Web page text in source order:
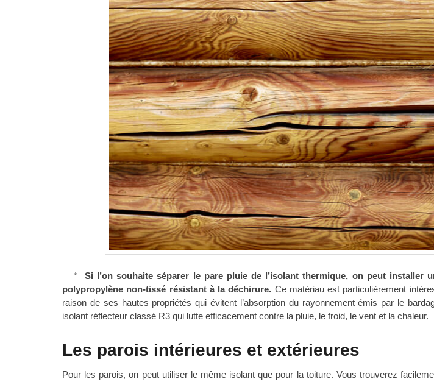
* Si l’on souhaite séparer le pare pluie de l’isolant thermique, on peut installer
polypropylène non-tissé résistant à la déchirure. Ce matériau est particulièrement
raison de ses hautes propriétés qui évitent l’absorption du rayonnement émis par le
isolant réflecteur classé R3 qui lutte efficacement contre la pluie, le froid, le vent et la chaleur.
Les parois intérieures et extérieures
Pour les parois, on peut utiliser le même isolant que pour la toiture. Vous trouverez